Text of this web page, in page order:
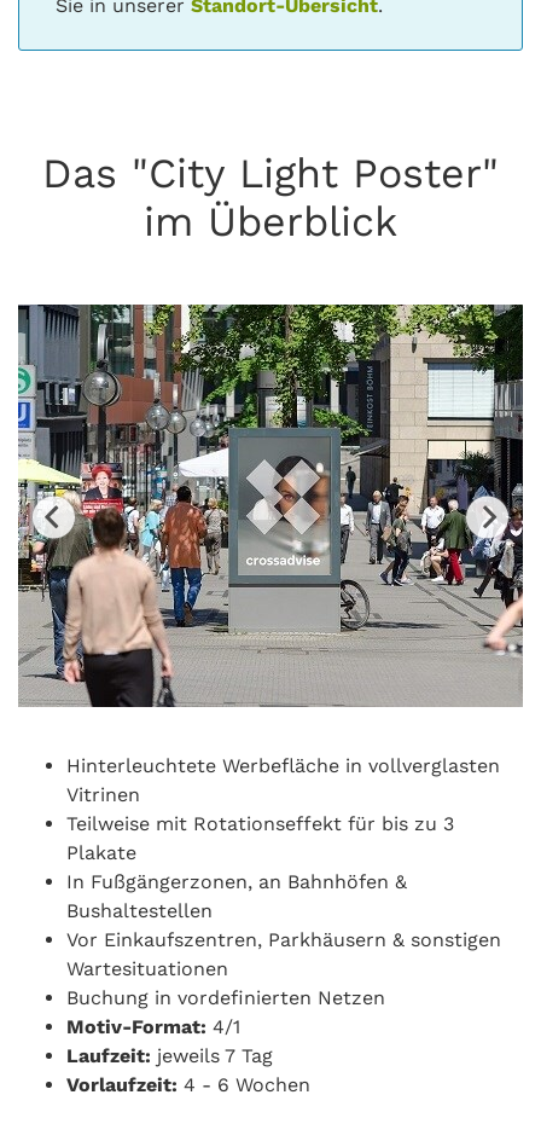
Sie in unsererStandort-Übersicht.
Das "City Light Poster"
im Überblick
Hinterleuchtete Werbefläche in vollverglasten
Vitrinen
Teilweise mit Rotationseffekt für bis zu 3
Plakate
In Fußgängerzonen, an Bahnhöfen &
Bushaltestellen
Vor Einkaufszentren, Parkhäusern & sonstigen
Wartesituationen
Buchung in vordefinierten Netzen
Motiv-Format: 4/1
Laufzeit: jeweils 7 Tag
Vorlaufzeit: 4 - 6 Wochen